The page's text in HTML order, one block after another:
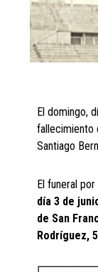
El domingo,
fallecimiento
Santiago
El funeral
día 3 de
de San
Rodríguez,